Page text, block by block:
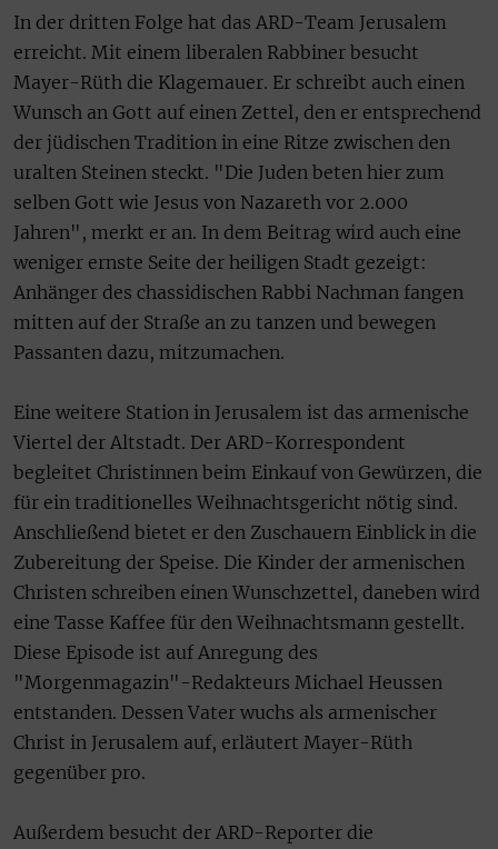
In der dritten Folge hat das ARD-Team Jerusalem
erreicht. Mit einem liberalen Rabbiner besucht
Mayer-Rüth die Klagemauer. Er schreibt auch einen
Wunsch an Gott auf einen Zettel, den er entsprechend
der jüdischen Tradition in eine Ritze zwischen den
uralten Steinen steckt. "Die Juden beten hier zum
selben Gott wie Jesus von Nazareth vor 2.000
Jahren", merkt er an. In dem Beitrag wird auch eine
weniger ernste Seite der heiligen Stadt gezeigt:
Anhänger des chassidischen Rabbi Nachman fangen
mitten auf der Straße an zu tanzen und bewegen
Passanten dazu, mitzumachen.
Eine weitere Station in Jerusalem ist das armenische
Viertel der Altstadt. Der ARD-Korrespondent
begleitet Christinnen beim Einkauf von Gewürzen, die
für ein traditionelles Weihnachtsgericht nötig sind.
Anschließend bietet er den Zuschauern Einblick in die
Zubereitung der Speise. Die Kinder der armenischen
Christen schreiben einen Wunschzettel, daneben wird
eine Tasse Kaffee für den Weihnachtsmann gestellt.
Diese Episode ist auf Anregung des
"Morgenmagazin"-Redakteurs Michael Heussen
entstanden. Dessen Vater wuchs als armenischer
Christ in Jerusalem auf, erläutert Mayer-Rüth
gegenüber pro.
Außerdem besucht der ARD-Reporter die